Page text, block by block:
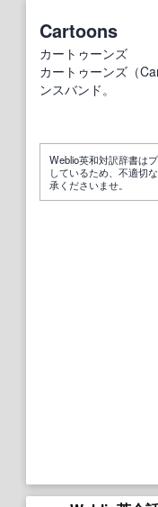
Cartoons
カートゥーンズ
カートゥーンズ（
ンスバンド。
Weblio英和対訳辞書は
しているため、不適切
承くださいませ。